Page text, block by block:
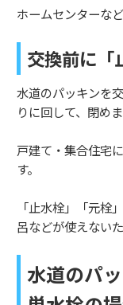
ホームセンターな
交換前に「
水道のパッキンを
りに回して、閉めま
戸建て・集合住宅
す。
「止水栓」「元栓
呂などが使えない
水道のパ